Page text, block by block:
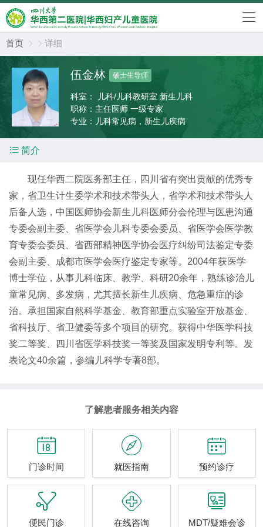
首页   详细
伍金林 硕士生导师
科室：
儿科/儿科教研室 新生儿科
职称： 主任医师 一级专家
专业： 儿科常见病，新生儿疾病
 简介
现任华西二院医务部主任，四川省有突出贡献的优秀专
家，省卫生计生委学术和技术带头人，省学术和技术带头人
后备人选，中国医师协会新生儿科医师分会伦理与医患沟通
专委会副主委、省医学会儿科专委会委员、省医学会医学教
育专委会委员、省西部精神医学协会医疗纠纷司法鉴定专委
会副主委、成都市医学会医疗鉴定专家等。2004年获医学
博士学位，从事儿科临床、教学、科研20余年，熟练诊治儿
童常见病、多发病，尤其擅长新生儿疾病、危急重症的诊
治。承担国家自然科学基金、教育部重点实验室开放基金、
省科技厅、省卫健委等多个项目的研究。获得中华医学科技
奖二等奖、四川省医学科技奖一等奖及国家发明专利等。发
表论文40余篇，参编儿科学专著8部。
了解患者服务相关内容

门诊时间

就医指南

预约诊疗

便民门诊

在线咨询

MDT/疑难会诊